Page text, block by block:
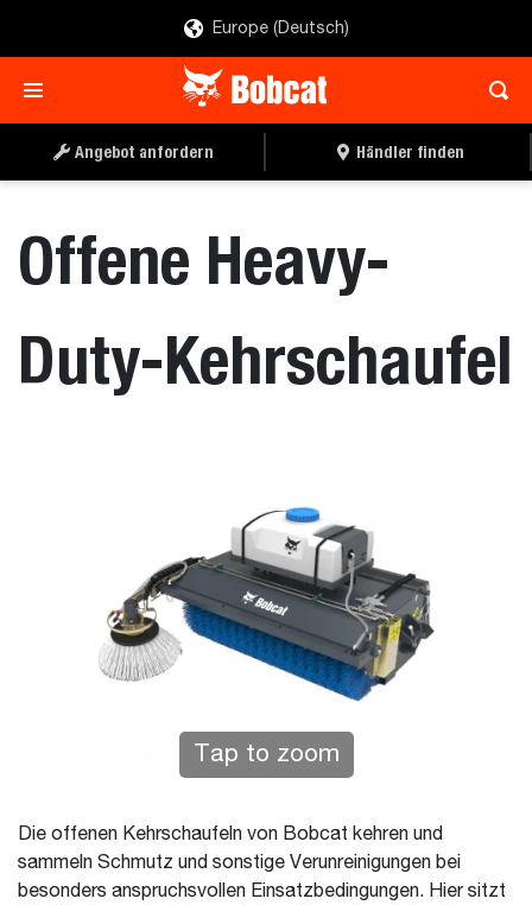
Europe (Deutsch)
Angebot anfordern Händler finden
Offene Heavy-
Duty-Kehrschaufel
Tap to zoom
Die offenen Kehrschaufeln von Bobcat kehren und
sammeln Schmutz und sonstige Verunreinigungen bei
besonders anspruchsvollen Einsatzbedingungen. Hier sitzt
ANGEBOT ANFORDERN HÄNDLER FINDEN